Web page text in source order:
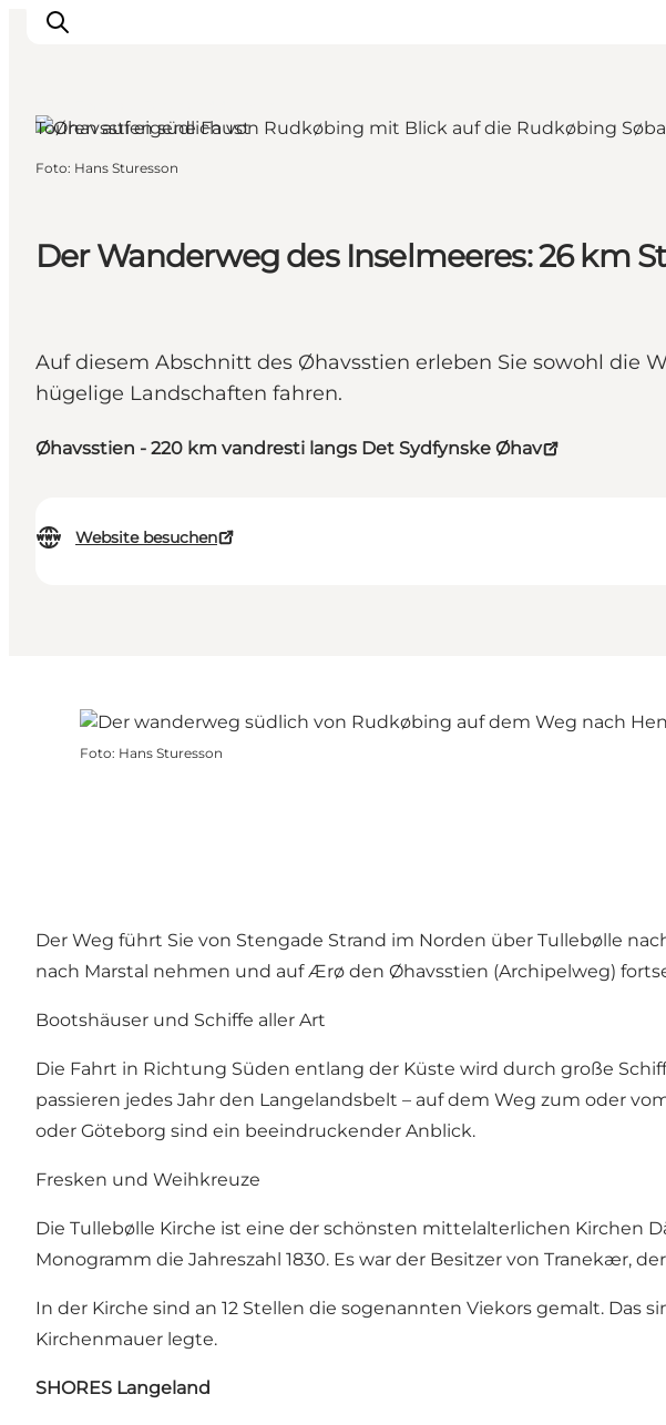
Erlebnisse
Der Wanderweg des Inselmeeres: 26 km
Auf diesem Abschnitt des Øhavsstien erleben Sie sowohl die
hügelige Landschaften fahren.
Øhavsstien - 220 km vandresti langs Det Sydfynske Øhav
Website besuchen
Touren auf eigene Faust
Foto: Hans Sturesson
Foto: Hans Sturesson
Der Weg führt Sie von Stengade Strand im Norden über Tullebølle
nach Marstal nehmen und auf Ærø den Øhavsstien (Archipelweg)
Bootshäuser und Schiffe aller Art
Die Fahrt in Richtung Süden entlang der Küste wird durch große
passieren jedes Jahr den Langelandsbelt – auf dem Weg zum oder
oder Göteborg sind ein beeindruckender Anblick.
Fresken und Weihkreuze
Die Tullebølle Kirche ist eine der schönsten mittelalterlichen Kirchen
Monogramm die Jahreszahl 1830. Es war der Besitzer von Tranekær,
In der Kirche sind an 12 Stellen die sogenannten Viekors gemalt. Das
Kirchenmauer legte.
SHORES Langeland